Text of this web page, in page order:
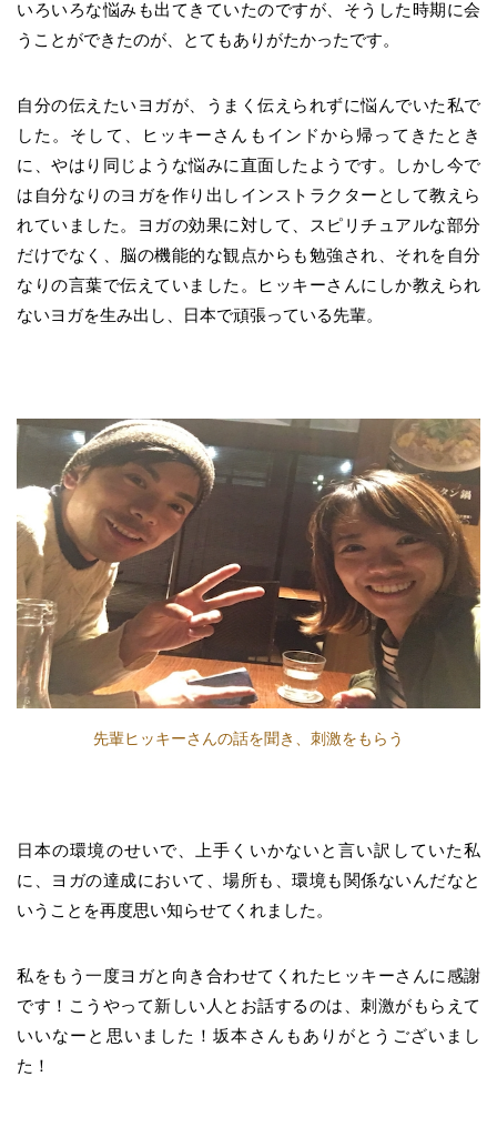
いろいろな悩みも出てきていたのですが、そうした時期に会
うことができたのが、とてもありがたかったです。
自分の伝えたいヨガが、うまく伝えられずに悩んでいた私で
した。そして、ヒッキーさんもインドから帰ってきたとき
に、やはり同じような悩みに直面したようです。しかし今で
は自分なりのヨガを作り出しインストラクターとして教えら
れていました。ヨガの効果に対して、スピリチュアルな部分
だけでなく、脳の機能的な観点からも勉強され、それを自分
なりの言葉で伝えていました。ヒッキーさんにしか教えられ
ないヨガを生み出し、日本で頑張っている先輩。
先輩ヒッキーさんの話を聞き、刺激をもらう
日本の環境のせいで、上手くいかないと言い訳していた私
に、ヨガの達成において、場所も、環境も関係ないんだなと
いうことを再度思い知らせてくれました。
私をもう一度ヨガと向き合わせてくれたヒッキーさんに感謝
です！こうやって新しい人とお話するのは、刺激がもらえて
いいなーと思いました！坂本さんもありがとうございまし
た！